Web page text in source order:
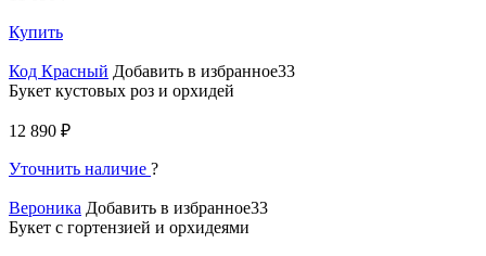
Купить
Код Красный Добавить в избранное33
Букет кустовых роз и орхидей
12 890 ₽
Уточнить наличие ?
Вероника Добавить в избранное33
Букет с гортензией и орхидеями